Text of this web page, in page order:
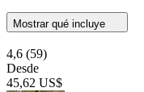
Mostrar qué incluye
4,6 (59)
Desde
45,62 US$